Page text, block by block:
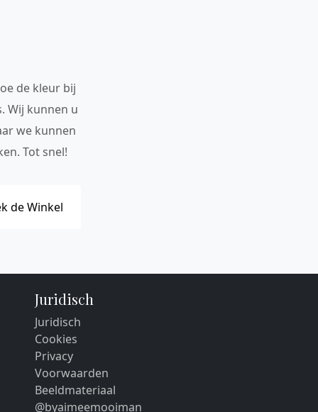
de kleur bij
Wij kunnen u
we kunnen
Tot snel!
de Winkel
Juridisch
Juridisch
Cookies
Privacy
Voorwaarden
Beeldmateriaal
@byaimeemooiman